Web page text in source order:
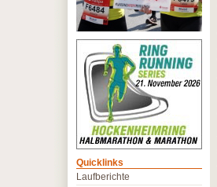
Quicklinks
Laufberichte